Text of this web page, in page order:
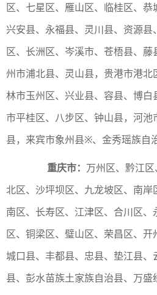
区、七星区、雁山区、临桂区、恭
兴安县、永福县、灵川县、资源县
区、长洲区、岑溪市、苍梧县、
州市浦北县、灵山县，贵港市港
林市玉州区、兴业县、容县、博
市平桂区、八步区、钟山县，河
县，来宾市象州县※、金秀瑶族自
重庆市： 万州区、黔江
北区、沙坪坝区、九龙坡区、南
南区、长寿区、江津区、合川区
区、铜梁区、璧山区、荣昌区、开
城口县、丰都县、忠县、垫江县
县、彭水苗族土家族自治县、万盛